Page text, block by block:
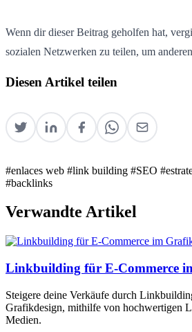
Wenn dir dieser Beitrag geholfen hat,
sozialen Netzwerken zu teilen, um
Diesen Artikel teilen
#enlaces web #link building #SEO
#backlinks
Verwandte Artikel
Linkbuilding für E-Commerce
Steigere deine Verkäufe durch
Grafikdesign, mithilfe von hochwertigen
Medien.